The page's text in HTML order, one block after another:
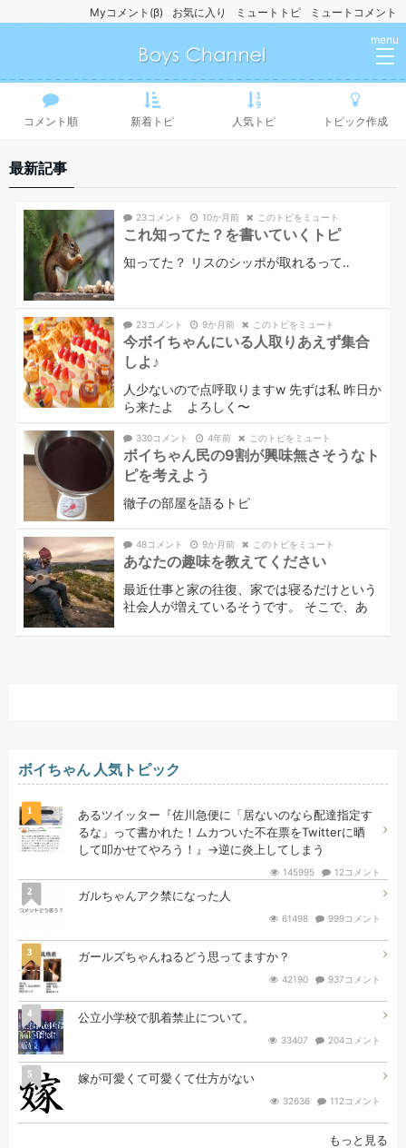
ミュートコメント
ミュートトピ
お気に入り
Myコメント(β)
menu
コメント順 新着トピ 人気トピ トピック作成
最新記事
23コメント 10か月前 このトピをミュート
これ知ってた？を書いていくトピ
知ってた？ リスのシッポが取れるって‥
23コメント 9か月前 このトピをミュート
今ボイちゃんにいる人取りあえず集合
しよ♪
人少ないので点呼取りますw 先ずは私 昨日か
ら来たよ よろしく〜
330コメント 4年前 このトピをミュート
ボイちゃん民の9割が興味無さそうなト
ピを考えよう
徹子の部屋を語るトピ
48コメント 9か月前 このトピをミュート
あなたの趣味を教えてください
最近仕事と家の往復、家では寝るだけという
社会人が増えているそうです。 そこで、あ
ボイちゃん 人気トピック
1
あるツイッター『佐川急便に「居ないのなら配達指定す
るな」って書かれた！ムカついた不在票をTwitterに晒
して叩かせてやろう！』→逆に炎上してしまう
145995 12コメント
2 ガルちゃんアク禁になった人
61498 999コメント
3 ガールズちゃんねるどう思ってますか？
42190 937コメント
4 公立小学校で肌着禁止について。
33407 204コメント
5 嫁が可愛くて可愛くて仕方がない
32636 112コメント
もっと見る